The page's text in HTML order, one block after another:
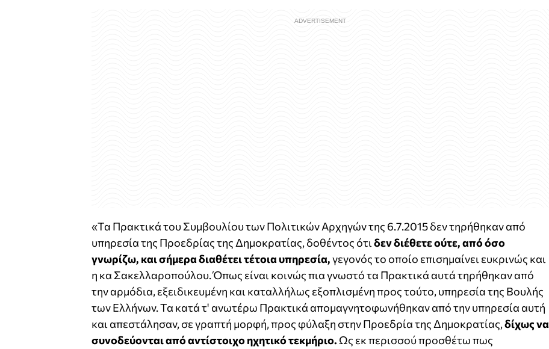
«Τα Πρακτικά του Συμβουλίου των Πολιτικών Αρχηγών της 6.7.2015 δεν τηρήθηκαν από
υπηρεσία της Προεδρίας της Δημοκρατίας, δοθέντος ότιδεν διέθετε ούτε, από όσο
γνωρίζω, και σήμερα διαθέτει τέτοια υπηρεσία,γεγονός το οποίο επισημαίνει ευκρινώς και
η κα Σακελλαροπούλου. Όπως είναι κοινώς πια γνωστό τα Πρακτικά αυτά τηρήθηκαν από
την αρμόδια, εξειδικευμένη και καταλλήλως εξοπλισμένη προς τούτο, υπηρεσία της Βουλής
των Ελλήνων. Τα κατά τ' ανωτέρω Πρακτικά απομαγνητοφωνήθηκαν από την υπηρεσία αυτή
και απεστάλησαν, σε γραπτή μορφή, προς φύλαξη στην Προεδρία της Δημοκρατίας,δίχως να
συνοδεύονται από αντίστοιχο ηχητικό τεκμήριο.Ως εκ περισσού προσθέτω πως